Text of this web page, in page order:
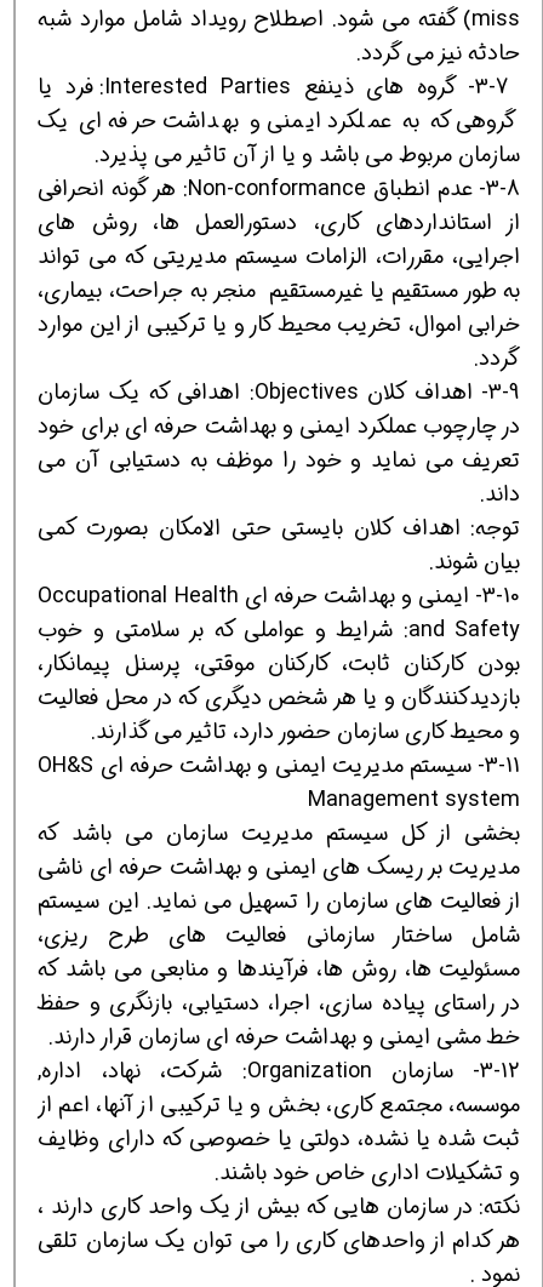
miss) گفته می شود. اصطلاح رویداد شامل موارد شبه
حادثه نیز می گردد.
3-7- گروه های ذینفع Interested Parties: فرد یا
گروهی که به عملکرد ایمنی و بهداشت حرفه ای یک
سازمان مربوط می باشد و یا از آن تاثیر می پذیرد.
3-8- عدم انطباق Non-conformance: هر گونه انحرافی
از استانداردهای کاری، دستورالعمل ها، روش های
اجرایی، مقررات، الزامات سیستم مدیریتی که می تواند
به طور مستقیم یا غیرمستقیم منجر به جراحت، بیماری،
خرابی اموال، تخریب محیط کار و یا ترکیبی از این موارد
گردد.
3-9- اهداف کلان Objectives: اهدافی که یک سازمان
در چارچوب عملکرد ایمنی و بهداشت حرفه ای برای خود
تعریف می نماید و خود را موظف به دستیابی آن می
داند.
توجه: اهداف کلان بایستی حتی الامکان بصورت کمی
بیان شوند.
3-10- ایمنی و بهداشت حرفه ای Occupational Health
and Safety: شرایط و عواملی که بر سلامتی و خوب
بودن کارکنان ثابت، کارکنان موقتی، پرسنل پیمانکار،
بازدیدکنندگان و یا هر شخص دیگری که در محل فعالیت
و محیط کاری سازمان حضور دارد، تاثیر می گذارند.
3-11- سیستم مدیریت ایمنی و بهداشت حرفه ای OH&S
Management system
بخشی از کل سیستم مدیریت سازمان می باشد که
مدیریت بر ریسک های ایمنی و بهداشت حرفه ای ناشی
از فعالیت های سازمان را تسهیل می نماید. این سیستم
شامل ساختار سازمانی فعالیت های طرح ریزی،
مسئولیت ها، روش ها، فرآیندها و منابعی می باشد که
در راستای پیاده سازی، اجرا، دستیابی، بازنگری و حفظ
خط مشی ایمنی و بهداشت حرفه ای سازمان قرار دارند.
3-12- سازمان Organization: شرکت، نهاد، اداره,
موسسه، مجتمع کاری، بخش و یا ترکیبی از آنها، اعم از
ثبت شده یا نشده، دولتی یا خصوصی که دارای وظایف
و تشکیلات اداری خاص خود باشند.
نکته: در سازمان هایی که بیش از یک واحد کاری دارند ،
هر کدام از واحدهای کاری را می توان یک سازمان تلقی
نمود .